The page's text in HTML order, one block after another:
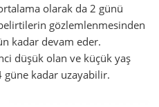
olarak da 2 günü
belirtilerin gözlemlenmesinden
kadar devam eder.
düşük olan ve küçük yaş
kadar uzayabilir.